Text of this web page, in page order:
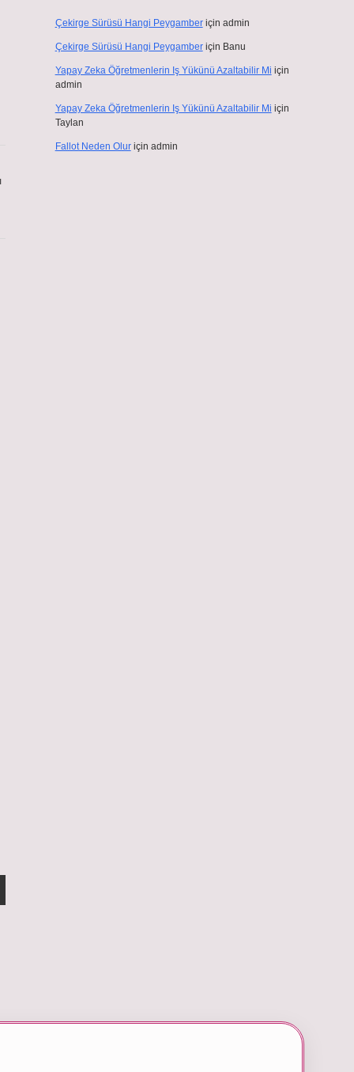
Çekirge Sürüsü Hangi Peygamberiçin admin
Çekirge Sürüsü Hangi Peygamberiçin Banu
Yapay Zeka Öğretmenlerin Iş Yükünü Azaltabilir Mi için
admin
Yapay Zeka Öğretmenlerin Iş Yükünü Azaltabilir Mi için
Taylan
Fallot Neden Oluriçin admin